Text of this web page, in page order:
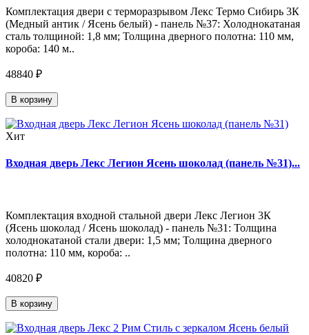
Комплектация двери с терморазрывом Лекс Термо Сибирь 3К
(Медный антик / Ясень белый) - панель №37: Холоднокатаная
сталь толщиной: 1,8 мм; Толщина дверного полотна: 110 мм,
короба: 140 м..
48840 ₽
В корзину
Хит
Входная дверь Лекс Легион Ясень шоколад (панель №31)...
Комплектация входной стальной двери Лекс Легион 3К
(Ясень шоколад / Ясень шоколад) - панель №31: Толщина
холоднокатаной стали двери: 1,5 мм; Толщина дверного
полотна: 110 мм, короба: ..
40820 ₽
В корзину